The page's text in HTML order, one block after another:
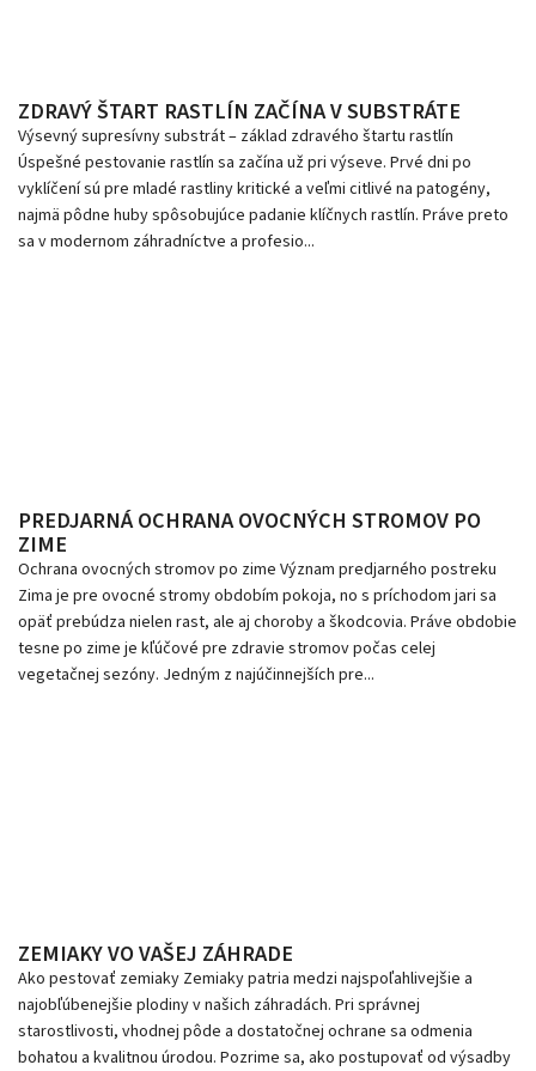
ZDRAVÝ ŠTART RASTLÍN ZAČÍNA V SUBSTRÁTE
Výsevný supresívny substrát – základ zdravého štartu rastlín
Úspešné pestovanie rastlín sa začína už pri výseve. Prvé dni po
vyklíčení sú pre mladé rastliny kritické a veľmi citlivé na patogény,
najmä pôdne huby spôsobujúce padanie klíčnych rastlín. Práve preto
sa v modernom záhradníctve a profesio...
PREDJARNÁ OCHRANA OVOCNÝCH STROMOV PO
ZIME
Ochrana ovocných stromov po zime Význam predjarného postreku
Zima je pre ovocné stromy obdobím pokoja, no s príchodom jari sa
opäť prebúdza nielen rast, ale aj choroby a škodcovia. Práve obdobie
tesne po zime je kľúčové pre zdravie stromov počas celej
vegetačnej sezóny. Jedným z najúčinnejších pre...
ZEMIAKY VO VAŠEJ ZÁHRADE
Ako pestovať zemiaky Zemiaky patria medzi najspoľahlivejšie a
najobľúbenejšie plodiny v našich záhradách. Pri správnej
starostlivosti, vhodnej pôde a dostatočnej ochrane sa odmenia
bohatou a kvalitnou úrodou. Pozrime sa, ako postupovať od výsadby